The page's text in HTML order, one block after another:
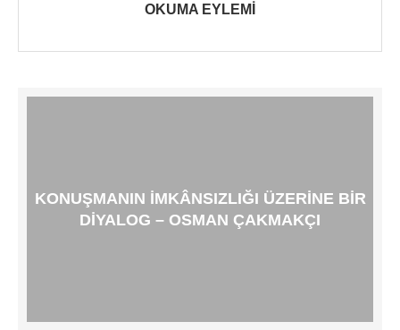
OKUMA EYLEMI
KONUŞMANIN İMKÂNSIZLIĞI ÜZERINE BIR
DIYALOG – OSMAN ÇAKMAKÇI